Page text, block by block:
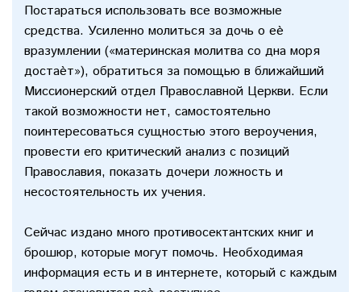
Постараться использовать все возможные
средства. Усиленно молиться за дочь о еѐ
вразумлении («материнская молитва со дна моря
достаѐт»), обратиться за помощью в ближайший
Миссионерский отдел Православной Церкви. Если
такой возможности нет, самостоятельно
поинтересоваться сущностью этого вероучения,
провести его критический анализ с позиций
Православия, показать дочери ложность и
несостоятельность их учения.
Сейчас издано много противосектантских книг и
брошюр, которые могут помочь. Необходимая
информация есть и в интернете, который с каждым